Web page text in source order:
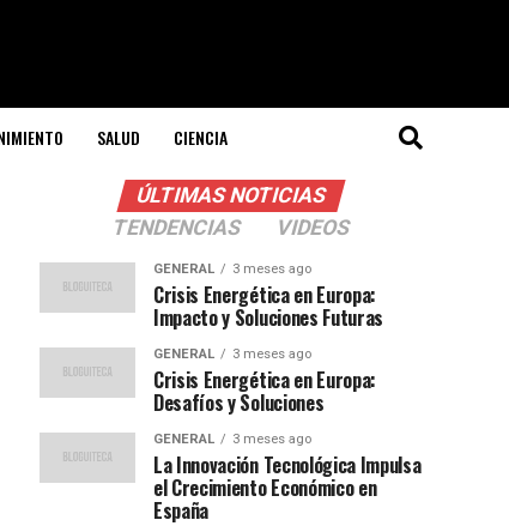
SALUD CIENCIA
ÚLTIMAS NOTICIAS
TENDENCIAS
VIDEOS
GENERAL 3 meses ago
Crisis Energética en Europa:
Impacto y Soluciones Futuras
GENERAL 3 meses ago
Crisis Energética en Europa:
Desafíos y Soluciones
GENERAL 3 meses ago
La Innovación Tecnológica Impulsa
el Crecimiento Económico en
España